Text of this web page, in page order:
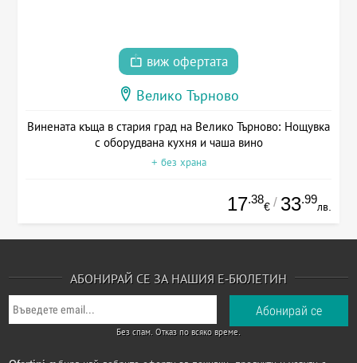
виж офертата
Велико Търново
Винената къща в стария град на Велико Търново: Нощувка
с оборудвана кухня и чаша вино
+ без храна
17.38
€ / 33.99
лв.
АБОНИРАЙ СЕ ЗА НАШИЯ Е-БЮЛЕТИН
Без спам. Отказ по всяко време.